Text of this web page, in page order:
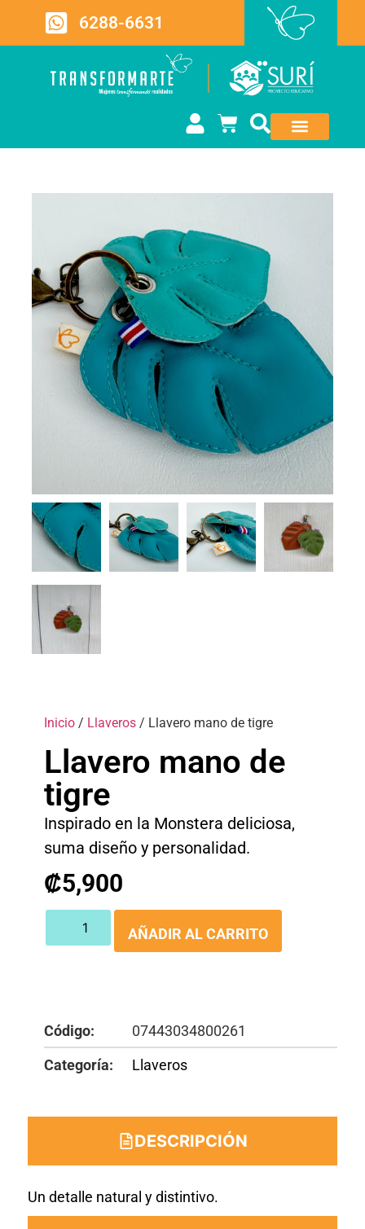
6288-6631
Inicio / Llaveros / Llavero mano de tigre
Llavero mano de
tigre
Inspirado en la Monstera deliciosa,
suma diseño y personalidad.
₡5,900
AÑADIR AL CARRITO
Código:
07443034800261
Categoría:
Llaveros
DESCRIPCIÓN
Un detalle natural y distintivo.